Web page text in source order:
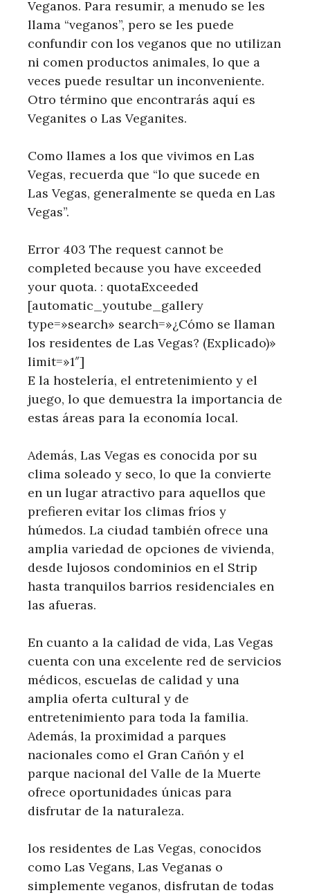
Veganos. Para resumir, a menudo se les
llama “veganos”, pero se les puede
confundir con los veganos que no utilizan
ni comen productos animales, lo que a
veces puede resultar un inconveniente.
Otro término que encontrarás aquí es
Veganites o Las Veganites.
Como llames a los que vivimos en Las
Vegas, recuerda que “lo que sucede en
Las Vegas, generalmente se queda en Las
Vegas”.
Error 403 The request cannot be
completed because you have exceeded
your quota. : quotaExceeded
[automatic_youtube_gallery
type=»search» search=»¿Cómo se llaman
los residentes de Las Vegas? (Explicado)»
limit=»1″]
E la hostelería, el ​entretenimiento y el
juego, lo que demuestra la‍ importancia de
estas áreas ⁢para la economía local.
Además, Las‌ Vegas es conocida por su
clima soleado y​ seco, lo​ que la convierte
en ⁤un lugar atractivo para aquellos ⁣que
prefieren evitar ⁤los climas fríos y
húmedos. La ​ciudad también ⁤ofrece una
amplia ⁣variedad de⁤ opciones ‌de vivienda,
desde lujosos condominios en el Strip
hasta tranquilos barrios residenciales en
las afueras.
En cuanto​ a la calidad de vida, Las Vegas
cuenta con una ‍excelente ⁤red de servicios‌
médicos, escuelas⁢ de⁣ calidad y una
amplia oferta cultural y de
entretenimiento para toda la familia.
Además, la proximidad a parques
nacionales como el Gran Cañón y el
parque​ nacional del Valle⁤ de ​la Muerte⁢
ofrece​ oportunidades únicas ⁤para
disfrutar⁤ de ‍la naturaleza.
los⁣ residentes ‍de Las ‍Vegas, conocidos
como Las Vegans, Las Veganas o
⁤simplemente veganos, disfrutan de todas